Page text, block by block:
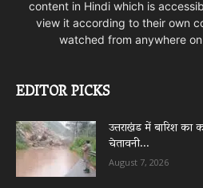
content in Hindi which is
view it according to their own
watched from anywhere
EDITOR PICKS
उत्तराखंड में बारिश
चेतावनी...
August 7, 2026